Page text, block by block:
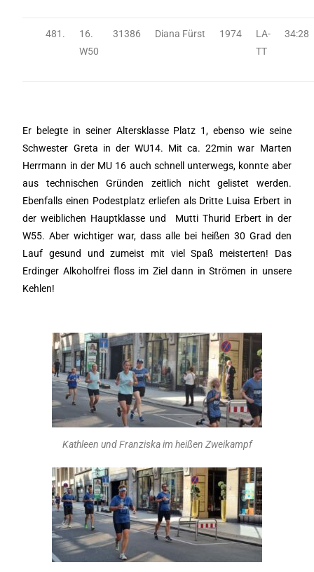
481.
16.
W50
31386 Diana Fürst 1974
LA-
TT
34:28
Er belegte in seiner Altersklasse Platz 1, ebenso wie seine
Schwester Greta in der WU14. Mit ca. 22min war Marten
Herrmann in der MU 16 auch schnell unterwegs, konnte aber
aus technischen Gründen zeitlich nicht gelistet werden.
Ebenfalls einen Podestplatz erliefen als Dritte Luisa Erbert in
der weiblichen Hauptklasse und Mutti Thurid Erbert in der
W55. Aber wichtiger war, dass alle bei heißen 30 Grad den
Lauf gesund und zumeist mit viel Spaß meisterten! Das
Erdinger Alkoholfrei floss im Ziel dann in Strömen in unsere
Kehlen!
Kathleen und Franziska im heißen Zweikampf